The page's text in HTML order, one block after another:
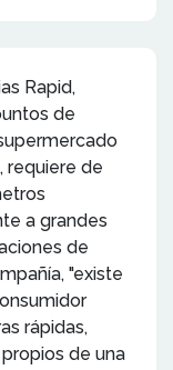
Rapid,
de
requiere de
a grandes
de
"existe
rápidas,
de una